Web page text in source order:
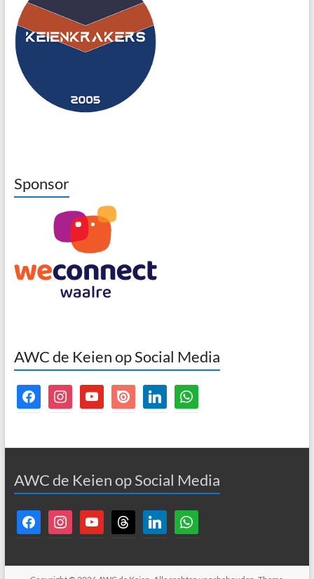
Sponsor
AWC de Keien op Social Media
facebookinstagramyoutubeissuu linkedinwhatsapp
AWC de Keien op Social Media
facebookinstagramyoutube threads linkedin whatsapp